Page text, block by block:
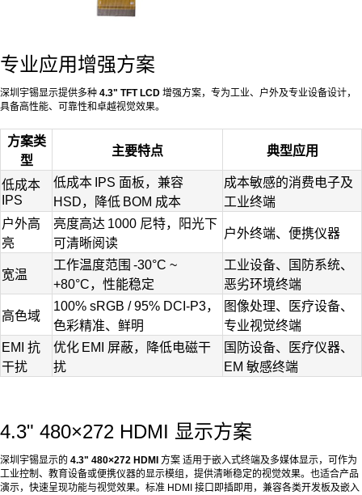
专业应用增强方案
深圳宇锡显示提供多种 4.3" TFT LCD 增强方案，专为工业、户外及专业设备设计，
具备高性能、可靠性和卓越视觉效果。
方案类
型
主要特点 典型应用
低成本
IPS
低成本 IPS 面板，兼容
HSD，降低 BOM 成本
成本敏感的消费电子及
工业终端
户外高
亮
亮度高达 1000 尼特，阳光下
可清晰阅读
户外终端、便携仪器
宽温
工作温度范围 -30°C ~
+80°C，性能稳定
工业设备、国防系统、
恶劣环境终端
高色域
100% sRGB / 95% DCI-P3，
色彩精准、鲜明
图像处理、医疗设备、
专业视觉终端
EMI 抗
干扰
优化 EMI 屏蔽，降低电磁干
扰
国防设备、医疗仪器、
EM 敏感终端
4.3" 480×272 HDMI 显示方案
深圳宇锡显示的 4.3" 480×272 HDMI 方案 适用于嵌入式终端及多媒体显示，可作为
工业控制、教育设备或便携仪器的显示模组，提供清晰稳定的视觉效果。也适合产品
演示，快速呈现功能与视觉效果。标准 HDMI 接口即插即用，兼容各类开发板及嵌入